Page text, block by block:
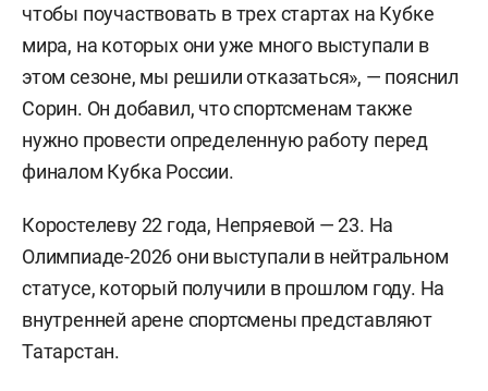
чтобы поучаствовать в трех стартах на Кубке
мира, на которых они уже много выступали в
этом сезоне, мы решили отказаться», — пояснил
Сорин. Он добавил, что спортсменам также
нужно провести определенную работу перед
финалом Кубка России.
Коростелеву 22 года, Непряевой — 23. На
Олимпиаде-2026 они выступали в нейтральном
статусе, который получили в прошлом году. На
внутренней арене спортсмены представляют
Татарстан.